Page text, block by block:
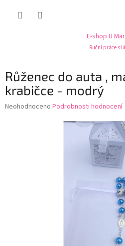
E-shop U
Ruční práce s
Růženec do auta ,
krabičce - modrý
Průměrné
Neohodnoceno Podrobnosti hodnocení